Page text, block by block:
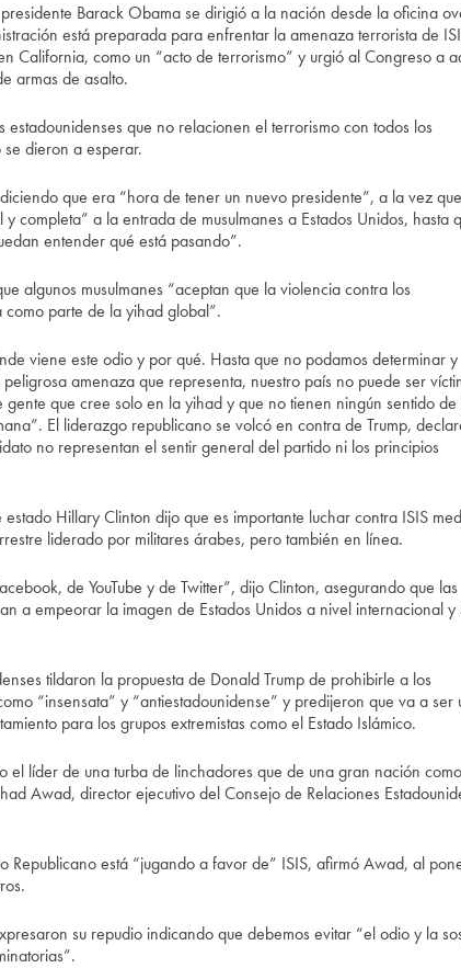
Barack Obama se dirigió a la nación desde la oficina
está preparada para enfrentar la amenaza terrorista de
California, como un “acto de terrorismo” y urgió al Congreso a
armas de asalto.
estadounidenses que no relacionen el terrorismo con todos los
se dieron a esperar.
que era “hora de tener un nuevo presidente”, a la vez
completa” a la entrada de musulmanes a Estados Unidos, hasta
entender qué está pasando”.
algunos musulmanes “aceptan que la violencia contra los
como parte de la yihad global”.
viene este odio y por qué. Hasta que no podamos determinar y
amenaza que representa, nuestro país no puede ser
que cree solo en la yihad y que no tienen ningún sentido de
El liderazgo republicano se volcó en contra de Trump,
no representan el sentir general del partido ni los principios
Hillary Clinton dijo que es importante luchar contra ISIS
liderado por militares árabes, pero también en línea.
de YouTube y de Twitter”, dijo Clinton, asegurando que las
a empeorar la imagen de Estados Unidos a nivel internacional y
tildaron la propuesta de Donald Trump de prohibirle a los
“insensata” y “antiestadounidense” y predijeron que va a ser
para los grupos extremistas como el Estado Islámico.
el líder de una turba de linchadores que de una gran nación
Awad, director ejecutivo del Consejo de Relaciones
Republicano está “jugando a favor de” ISIS, afirmó Awad, al
su repudio indicando que debemos evitar “el odio y la